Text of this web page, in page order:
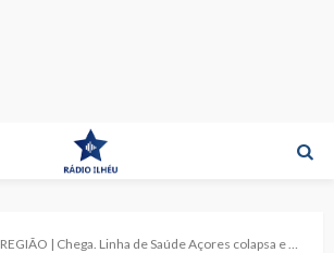
REGIÃO | Chega. Linha de Saúde Açores colapsa e Governo continua a brincar com a saúde dos Açorianos